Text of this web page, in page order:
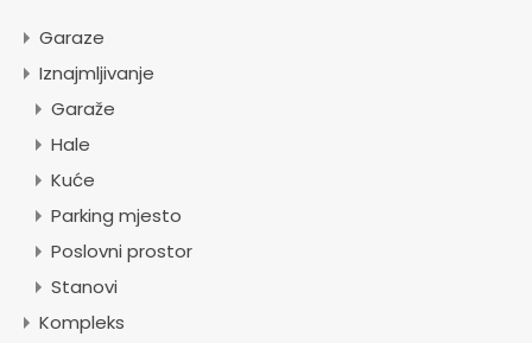
Garaze
Iznajmljivanje
Garaže
Hale
Kuće
Parking mjesto
Poslovni prostor
Stanovi
Kompleks